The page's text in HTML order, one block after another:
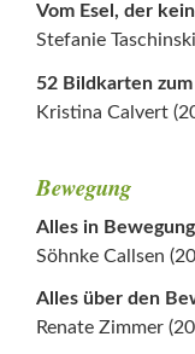
Vom Esel, der
Stefanie
52 Bildkarten
Kristina Calvert
Bewegung
Alles in Bewegung
Söhnke Callsen
Alles über den
Renate Zimmer